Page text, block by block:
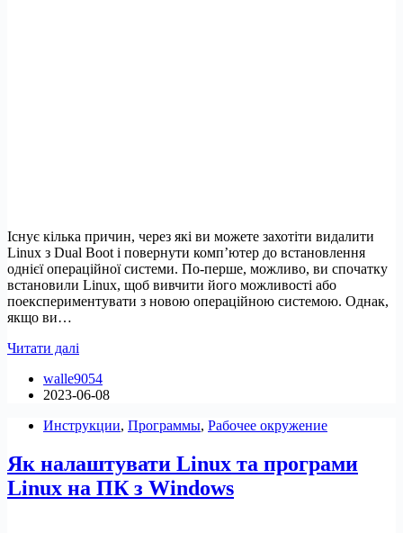
Існує кілька причин, через які ви можете захотіти видалити
Linux з Dual Boot і повернути комп’ютер до встановлення
однієї операційної системи. По-перше, можливо, ви спочатку
встановили Linux, щоб вивчити його можливості або
поекспериментувати з новою операційною системою. Однак,
якщо ви…
Читати далі
видалити
Linux
подвійного
Windows
walle9054
2023-06-08
Инструкции, Программы, Рабочее окружение
Як налаштувати Linux та програми
Linux на ПК з Windows